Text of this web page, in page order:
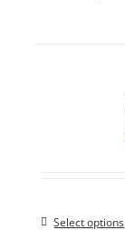
Select options